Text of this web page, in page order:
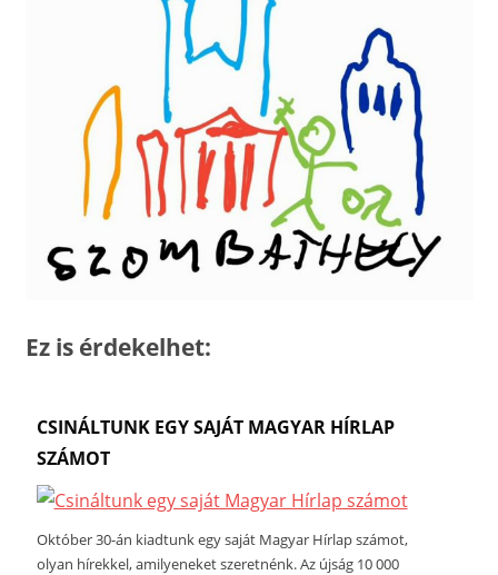
Ez is érdekelhet:
CSINÁLTUNK EGY SAJÁT MAGYAR HÍRLAP
SZÁMOT
Október 30-án kiadtunk egy saját Magyar Hírlap számot,
olyan hírekkel, amilyeneket szeretnénk. Az újság 10 000